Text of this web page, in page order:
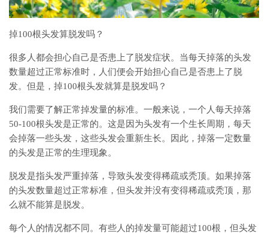
掉100根头发算脱发吗？
很多人都会担心自己是否患上了脱发症状。当每天掉落的头发
数量超过正常标准时，人们便会开始担心自己是否患上了脱
发。但是，掉100根头发就算是脱发吗？
我们需要了解正常掉发量的标准。一般来说，一个人每天掉落
50-100根头发是正常的。这是因为头发有一个生长周期，每天
会掉落一些头发，这些头发会重新生长。因此，掉落一定数量
的头发是正常的生理现象。
脱发是指头发严重掉落，导致头发变得稀疏或秃顶。如果掉落
的头发数量超过正常标准，但头发并没有变得稀疏或秃顶，那
么就不能算是脱发。
每个人的情况都不同。有些人的掉发量可能超过100根，但头发